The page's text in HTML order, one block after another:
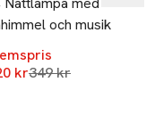
och musik
krLägsta pris 30
349 kr